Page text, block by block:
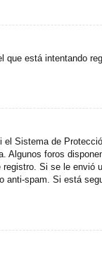
está intentando
Sistema de
foros
Si se le
spam. Si está